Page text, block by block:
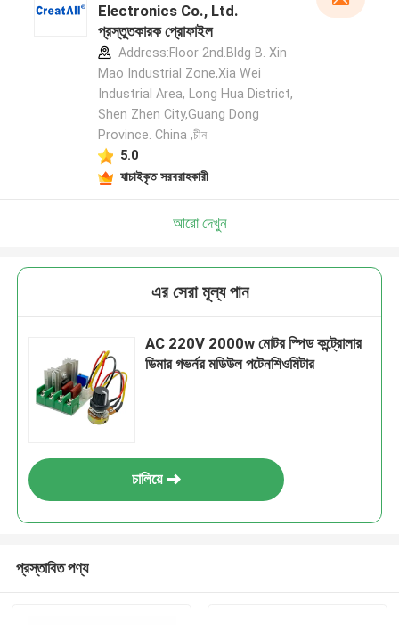
Electronics Co., Ltd.
প্রস্তুতকারক প্রোফাইল
Address:Floor 2nd.Bldg B. Xin
Mao Industrial Zone,Xia Wei
Industrial Area, Long Hua District,
Shen Zhen City,Guang Dong
Province. China ,চীন
5.0
যাচাইকৃত সরবরাহকারী
আরো দেখুন
এর সেরা মূল্য পান
AC 220V 2000w মোটর স্পিড কন্ট্রোলার
ডিমার গভর্নর মডিউল পটেনশিওমিটার
চালিয়ে
প্রস্তাবিত পণ্য